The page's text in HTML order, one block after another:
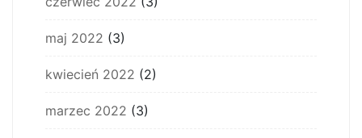
maj 2022 (3)
kwiecień 2022 (2)
marzec 2022 (3)